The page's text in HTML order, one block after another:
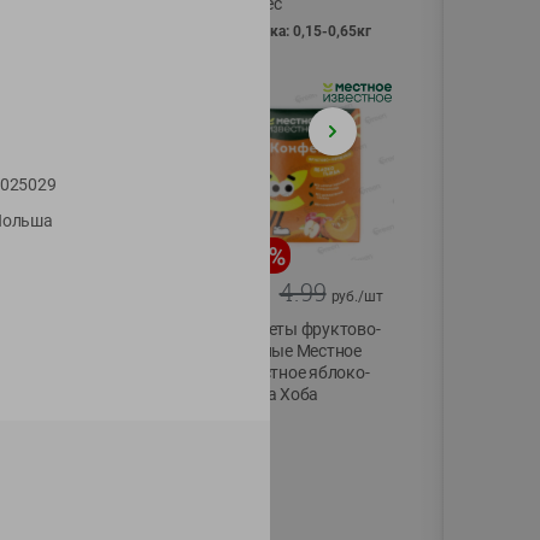
фасовка: 0,15-0,65кг
%
4.99 руб./шт
Конфеты фруктово-
ягодные Местное
известное яблоко-
тыква Хоба